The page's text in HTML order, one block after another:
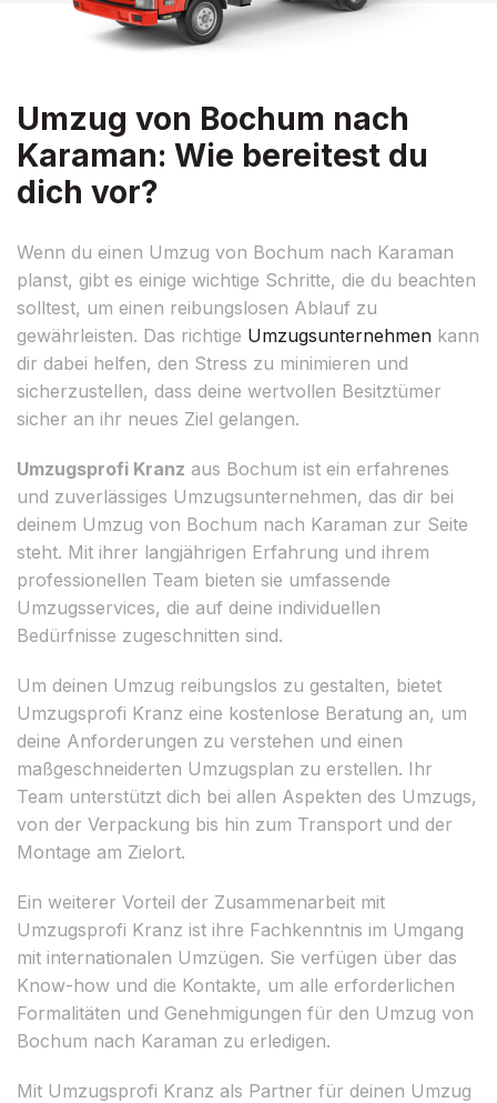
Umzug von Bochum nach
Karaman: Wie bereitest du
dich vor?
Wenn du einen Umzug von Bochum nach Karaman
planst, gibt es einige wichtige Schritte, die du beachten
solltest, um einen reibungslosen Ablauf zu
gewährleisten. Das richtige Umzugsunternehmen kann
dir dabei helfen, den Stress zu minimieren und
sicherzustellen, dass deine wertvollen Besitztümer
sicher an ihr neues Ziel gelangen.
Umzugsprofi Kranz aus Bochum ist ein erfahrenes
und zuverlässiges Umzugsunternehmen, das dir bei
deinem Umzug von Bochum nach Karaman zur Seite
steht. Mit ihrer langjährigen Erfahrung und ihrem
professionellen Team bieten sie umfassende
Umzugsservices, die auf deine individuellen
Bedürfnisse zugeschnitten sind.
Um deinen Umzug reibungslos zu gestalten, bietet
Umzugsprofi Kranz eine kostenlose Beratung an, um
deine Anforderungen zu verstehen und einen
maßgeschneiderten Umzugsplan zu erstellen. Ihr
Team unterstützt dich bei allen Aspekten des Umzugs,
von der Verpackung bis hin zum Transport und der
Montage am Zielort.
Ein weiterer Vorteil der Zusammenarbeit mit
Umzugsprofi Kranz ist ihre Fachkenntnis im Umgang
mit internationalen Umzügen. Sie verfügen über das
Know-how und die Kontakte, um alle erforderlichen
Formalitäten und Genehmigungen für den Umzug von
Bochum nach Karaman zu erledigen.
Mit Umzugsprofi Kranz als Partner für deinen Umzug